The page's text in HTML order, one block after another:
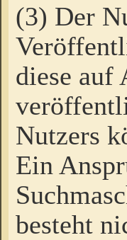
(3) Der
diese auf
Nutzers
Ein
besteht